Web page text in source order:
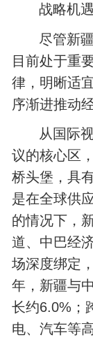
战略机遇
尽管新
目前处于重
律，明晰适
序渐进推动
从国际
议的核心区
桥头堡，具
是在全球供
的情况下，
道、中巴经
场深度绑定
年，新疆与
长约6.0%；
电、汽车等